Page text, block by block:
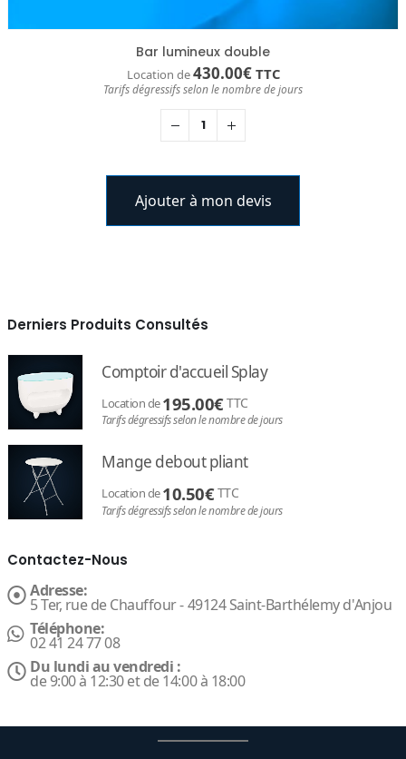
Bar lumineux double
Location de430.00€ TTC
Tarifs dégressifs selon le nombre de jours
Ajouter à mon devis
Derniers Produits Consultés
Comptoir d'accueil Splay
Location de195.00€TTC
Tarifs dégressifs selon le nombre de jours
Mange debout pliant
Location de10.50€TTC
Tarifs dégressifs selon le nombre de jours
Contactez-Nous
Adresse:
5 Ter, rue de Chauffour - 49124 Saint-Barthélemy d'Anjou
Téléphone:
02 41 24 77 08
Du lundi au vendredi :
de 9:00 à 12:30 et de 14:00 à 18:00